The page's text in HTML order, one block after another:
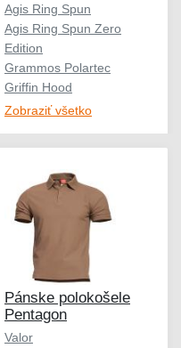
Agis Ring Spun
Agis Ring Spun Zero
Edition
Grammos Polartec
Griffin Hood
Zobraziť všetko
Pánske polokošele
Pentagon
Valor